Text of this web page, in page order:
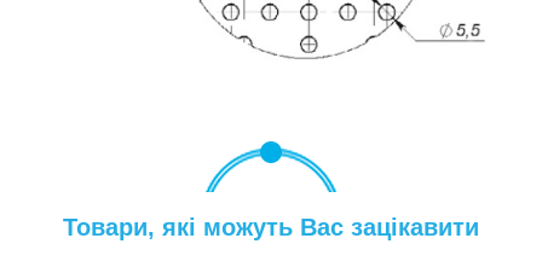
Товари, які можуть Вас зацікавити